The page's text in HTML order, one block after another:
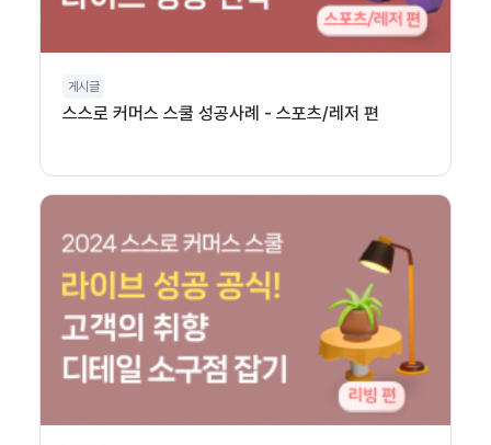
게시글
스스로 커머스 스쿨 성공사례 - 스포츠/레저 편